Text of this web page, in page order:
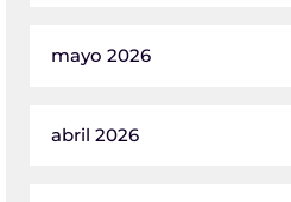
mayo 2026
abril 2026